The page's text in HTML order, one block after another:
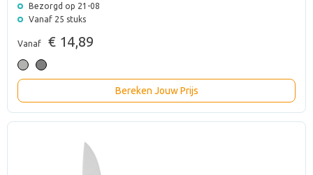
Bezorgd op 21-08
Vanaf 25 stuks
Vanaf € 14,89
Bereken Jouw Prijs